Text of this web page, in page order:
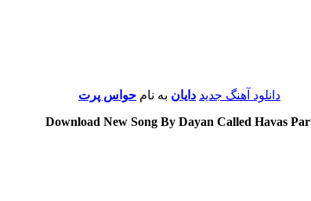
دانلود آهنگ جدید دایان به نام حواس پرت
Download New Song By Dayan Called Havas